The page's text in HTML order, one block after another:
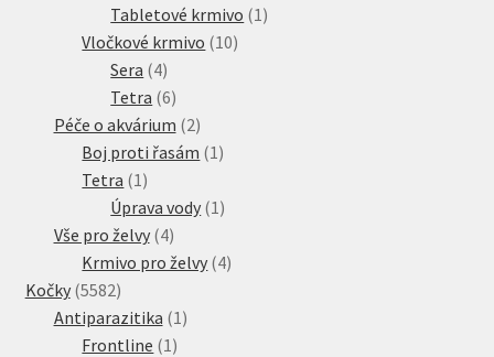
produkt
Tabletové krmivo 1 1
Vločkové krmivo 1010
Sera 44
produkty
Tetra 66
produktů
Péče o akvárium 22
produkty
Boj proti řasám 1 1
Tetra 1 1
produkt
Úprava vody 1 1
Vše pro želvy 44
produkty
Krmivo pro želvy 44
Kočky 55825582
produktů
Antiparazitika 1 1
Frontline 1 1